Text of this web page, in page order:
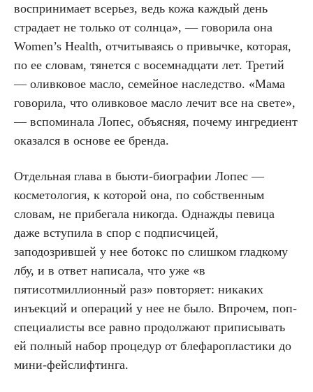
воспринимает всерьез, ведь кожа каждый день
страдает не только от солнца», — говорила она
Women’s Health, отчитываясь о привычке, которая,
по ее словам, тянется с восемнадцати лет. Третий
— оливковое масло, семейное наследство. «Мама
говорила, что оливковое масло лечит все на свете»,
— вспоминала Лопес, объясняя, почему ингредиент
оказался в основе ее бренда.
Отдельная глава в бьюти-биографии Лопес —
косметология, к которой она, по собственным
словам, не прибегала никогда. Однажды певица
даже вступила в спор с подписчицей,
заподозрившей у нее ботокс по слишком гладкому
лбу, и в ответ написала, что уже «в
пятисотмиллионный раз» повторяет: никаких
инъекций и операций у нее не было. Впрочем, поп-
специалисты все равно продолжают приписывать
ей полный набор процедур от блефаропластики до
мини-фейслифтинга.